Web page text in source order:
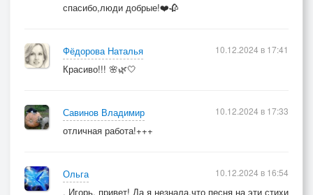
спасибо,люди добрые!❤️🥀
Фёдорова Наталья
Красиво!!! 🌸🌿🤍
10.12.2024 в 17:41
Савинов Владимир
отличная работа!+++
10.12.2024 в 17:33
Ольга
. Игорь, привет! Да я незнала,что песня на эти стихи
10.12.2024 в 16:54